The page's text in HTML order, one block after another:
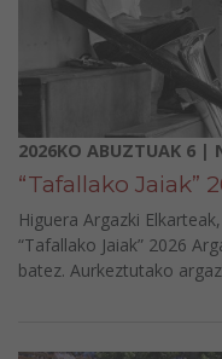
2026KO ABUZTUAK 6 |
“Tafallako Jaiak”
Higuera Argazki
“Tafallako Jaiak” 2026
batez. Aurkeztutako